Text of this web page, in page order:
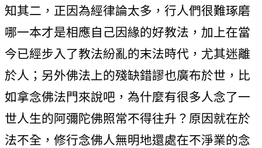
知其二，正因為經律論太多，行人們很難琢磨
哪一本才是相應自己因緣的好教法，加上在當
今已經步入了教法紛亂的末法時代，尤其迷離
於人；另外佛法上的殘缺錯謬也廣布於世，比
如拿念佛法門來說吧，為什麼有很多人念了一
世人生的阿彌陀佛照常不得往升？原因就在於
法不全，修行念佛人無明地還處在不淨業的念